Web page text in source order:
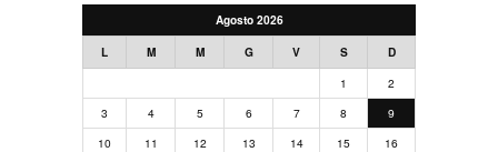
Agosto 2026
L M M G V S D
1
2
3
4 5 6 7 8
9
10
11 12 13 14 15
16